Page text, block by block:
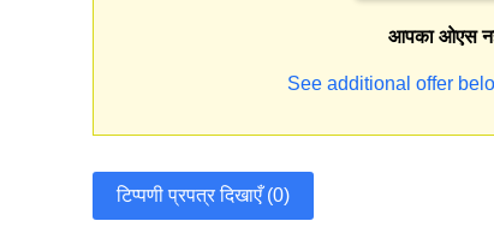
आपका ओएस
See additional offer
टिप्पणी प्रपत्र दिखाएँ (0)